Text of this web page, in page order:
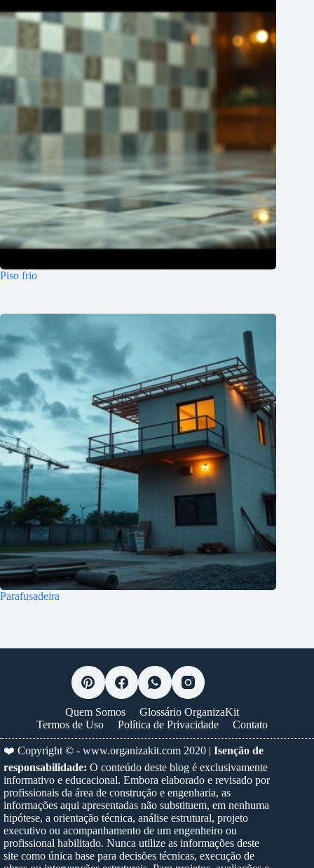
Piso frio
Parafusadeira
Quem Somos
Glossário OrganizaKit
Termos de Uso
Política de Privacidade Contato
❤️ Copyright © - www.organizakit.com 2020 | Isenção de
responsabilidade: O conteúdo deste blog é exclusivamente
informativo e educacional. Embora elaborado e revisado por
profissionais da área de construção e engenharia, as
informações aqui apresentadas não substituem, em nenhuma
hipótese, a orientação técnica, análise estrutural, projeto
executivo ou acompanhamento de um engenheiro ou
profissional habilitado. Nunca utilize as informações deste
site como única base para decisões técnicas, execução de